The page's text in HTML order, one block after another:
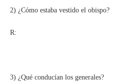
2) ¿Cómo estaba vestido el obispo?
R:
3) ¿Qué conducían los generales?